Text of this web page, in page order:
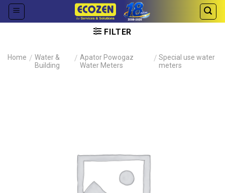
Skip
FILTER
Home / Water &
Building
/ Apator Powogaz
Water Meters
/ Special use water
meters